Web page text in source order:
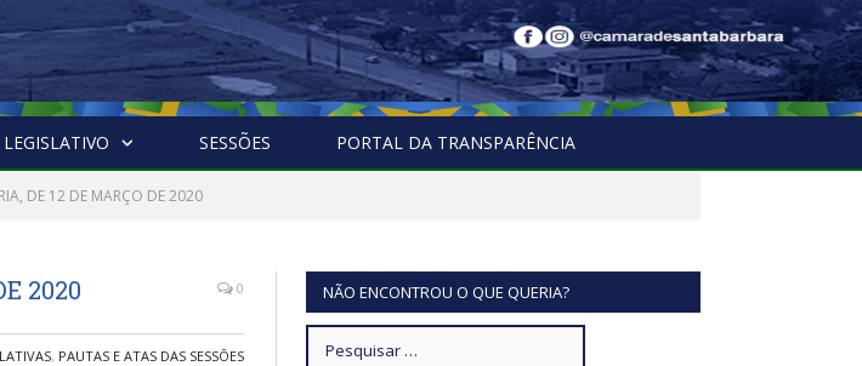
SESSÕES PORTAL DA TRANSPARÊNCIA
DE 12 DE MARÇO DE 2020
2020 0
, PAUTAS E ATAS DAS SESSÕES
NÃO ENCONTROU O QUE QUERIA?